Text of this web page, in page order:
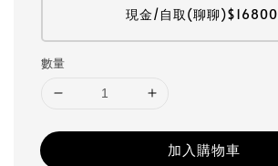
現金/自取(聊聊)$16800
數量
加入購物車